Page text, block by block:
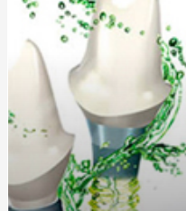
Послуги катафалка:
Запалення дихальних
методи лікування
Кухонные диваны в
и стиль в одном
Жетоны для солдат:
Длинный или короткий
идеальную модель?